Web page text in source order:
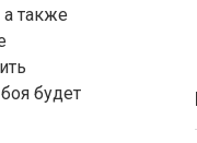
также
будет